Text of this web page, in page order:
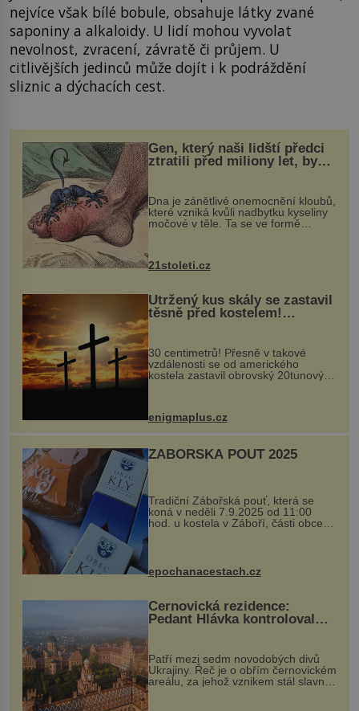
nejvíce však bílé bobule, obsahuje látky zvané
saponiny a alkaloidy. U lidí mohou vyvolat
nevolnost, zvracení, závratě či průjem. U
citlivějších jedinců může dojít i k podráždění
sliznic a dýchacích cest.
Gen, který naši lidští předci
ztratili před miliony let, by
mohl pomoci s léčbou
„nemoci králů“
Dna je zánětlivé onemocnění kloubů,
které vzniká kvůli nadbytku kyseliny
močové v těle. Ta se ve formě
nohou, a způsobuje bole...
21stoleti.cz
Utržený kus skály se zastavil
těsně před kostelem!
Ochránila ho boží síla?
30 centimetrů! Přesně v takové
vzdálenosti se od amerického
kostela zastavil obrovský 20tunový
...
enigmaplus.cz
ZÁBOŘSKÁ POUŤ 2025
Tradiční Zábořská pouť, která se
koná v neděli 7.9.2025 od 11:00
hod. u kostela v Záboří, části obce
Kly u Mělníka. V programu naleznete
komentovanou prohlídku kostela,
epochanacestach.cz
Černovická rezidence:
Pedant Hlávka kontroloval
Patří mezi sedm novodobých divů
Ukrajiny. Řeč je o obřím černovickém
areálu, za jehož vznikem stál slavný
český architekt Josef Hlávka. Ten si
na něm dal mimořádně záležet. Jeho